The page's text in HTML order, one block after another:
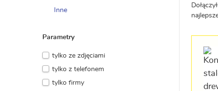
Inne
Parametry
tylko ze zdjęciami
tylko z telefonem
tylko firmy